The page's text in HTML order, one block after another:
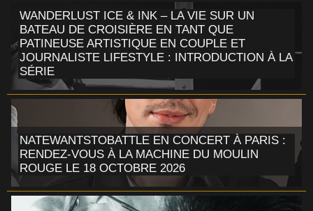
WANDERLUST ICE & INK – LA VIE SUR UN
BATEAU DE CROISIÈRE EN TANT QUE
PATINEUSE ARTISTIQUE EN COUPLE ET
JOURNALISTE LIFESTYLE : INTRODUCTION À LA
SÉRIE
NATEWANTSTOBATTLE EN CONCERT À PARIS :
RENDEZ-VOUS À LA MACHINE DU MOULIN
ROUGE LE 18 OCTOBRE 2026